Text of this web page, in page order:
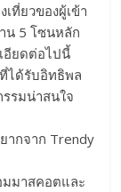
ที่ยวของผู้เข้า
น 5 โซนหลัก
อียดต่อไปนี้
ได้รับอิทธิพล
รมน่าสนใจ
ากจาก Trendy
มมาสคอตและ